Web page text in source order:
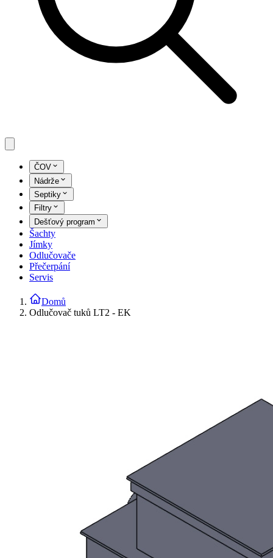
ČOV
Nádrže
Septiky
Filtry
Dešťový program
Šachty
Jímky
Odlučovače
Přečerpání
Servis
Domů
Odlučovač tuků LT2 - EK